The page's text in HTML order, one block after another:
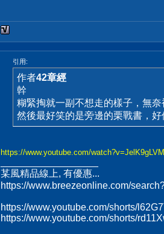
引用:
作者42章經
幹
糊緊掏就一副不想走的樣子，無
然後最好笑的是旁邊的栗戰書，
https://www.youtube.com/
某風精品線上, 有優惠...
https://www.breezeonline.com/
https://www.youtube.com/shorts/
https://www.youtube.com/shorts/